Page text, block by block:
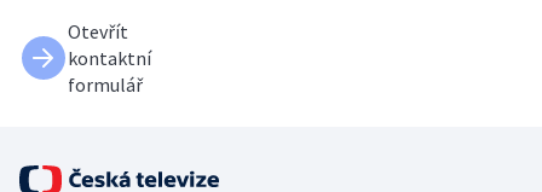
Otevřít
kontaktní
formulář